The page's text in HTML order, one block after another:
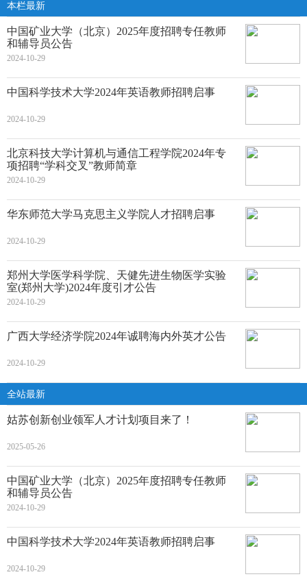
本栏最新
中国矿业大学（北京）2025年度招聘专任教师
和辅导员公告
2024-10-29
中国科学技术大学2024年英语教师招聘启事
2024-10-29
北京科技大学计算机与通信工程学院2024年专
项招聘“学科交叉”教师简章
2024-10-29
华东师范大学马克思主义学院人才招聘启事
2024-10-29
郑州大学医学科学院、天健先进生物医学实验
室(郑州大学)2024年度引才公告
2024-10-29
广西大学经济学院2024年诚聘海内外英才公告
2024-10-29
全站最新
姑苏创新创业领军人才计划项目来了！
2025-05-26
中国矿业大学（北京）2025年度招聘专任教师
和辅导员公告
2024-10-29
中国科学技术大学2024年英语教师招聘启事
2024-10-29